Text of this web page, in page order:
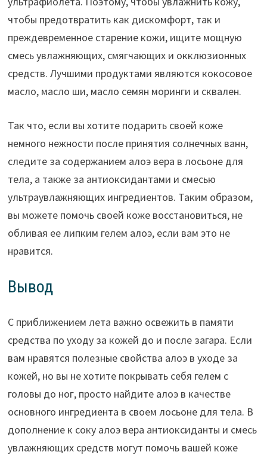
чтобы предотвратить как дискомфорт, так и
преждевременное старение кожи, ищите мощную
смесь увлажняющих, смягчающих и окклюзионных
средств. Лучшими продуктами являются кокосовое
масло, масло ши, масло семян моринги и сквален.
Так что, если вы хотите подарить своей коже
немного нежности после принятия солнечных ванн,
следите за содержанием алоэ вера в лосьоне для
тела, а также за антиоксидантами и смесью
ультраувлажняющих ингредиентов. Таким образом,
вы можете помочь своей коже восстановиться, не
обливая ее липким гелем алоэ, если вам это не
нравится.
Вывод
С приближением лета важно освежить в памяти
средства по уходу за кожей до и после загара. Если
вам нравятся полезные свойства алоэ в уходе за
кожей, но вы не хотите покрывать себя гелем с
головы до ног, просто найдите алоэ в качестве
основного ингредиента в своем лосьоне для тела. В
дополнение к соку алоэ вера антиоксиданты и смесь
увлажняющих средств могут помочь вашей коже